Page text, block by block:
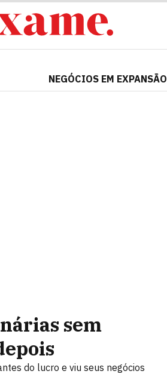
NEGÓCIOS EM EXPANSÃO
sem
do lucro e viu seus negócios